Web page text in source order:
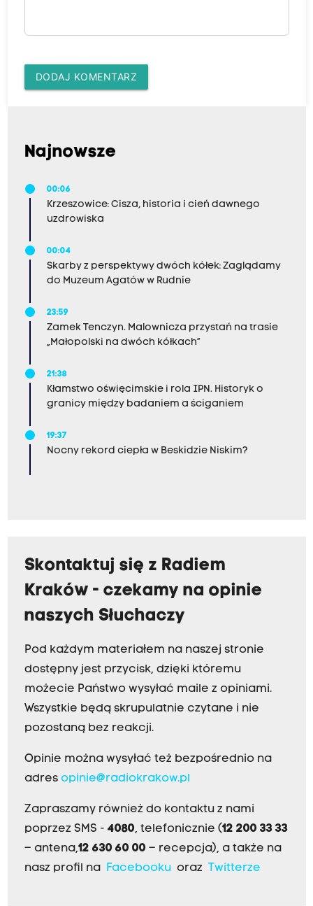
DODAJ KOMENTARZ
Najnowsze
00:06
Krzeszowice: Cisza, historia i cień dawnego
uzdrowiska
00:04
Skarby z perspektywy dwóch kółek: Zaglądamy
do Muzeum Agatów w Rudnie
23:59
Zamek Tenczyn. Malownicza przystań na trasie
„Małopolski na dwóch kółkach”
21:38
Kłamstwo oświęcimskie i rola IPN. Historyk o
granicy między badaniem a ściganiem
19:37
Nocny rekord ciepła w Beskidzie Niskim?
Skontaktuj się z Radiem
Kraków - czekamy na opinie
naszych Słuchaczy
Pod każdym materiałem na naszej stronie
dostępny jest przycisk, dzięki któremu
możecie Państwo wysyłać maile z opiniami.
Wszystkie będą skrupulatnie czytane i nie
pozostaną bez reakcji.
Opinie można wysyłać też bezpośrednio na
adres opinie@radiokrakow.pl
Zapraszamy również do kontaktu z nami
poprzez SMS - 4080, telefonicznie (12 200 33 33
– antena,12 630 60 00 – recepcja), a także na
nasz profil na Facebookuoraz Twitterze